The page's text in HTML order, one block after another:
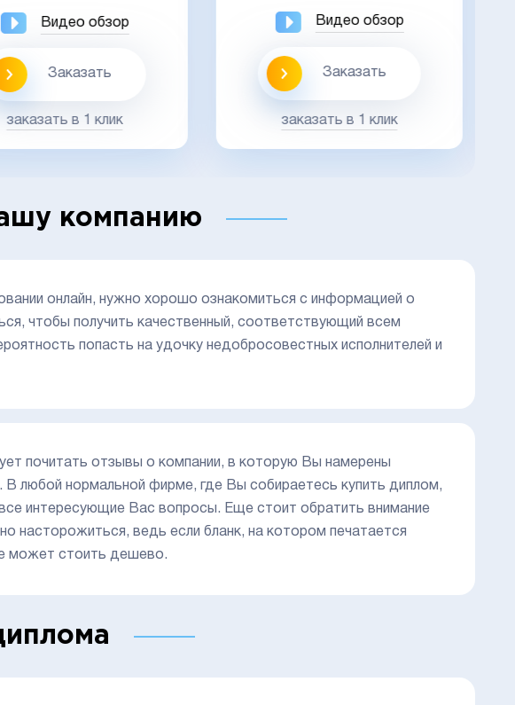
Видео обзор
Заказать
заказать в 1 клик
Видео обзор
Заказать
заказать в 1 клик
компанию
онлайн, нужно хорошо ознакомиться с информацией о
чтобы получить качественный, соответствующий всем
попасть на удочку недобросовестных исполнителей и
почитать отзывы о компании, в которую Вы намерены
В любой нормальной фирме, где Вы собираетесь купить диплом,
интересующие Вас вопросы. Еще стоит обратить внимание
насторожиться, ведь если бланк, на котором печатается
может стоить дешево.